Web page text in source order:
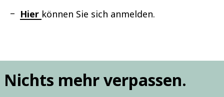
Hier können Sie sich anmelden.
Nichts mehr verpassen.